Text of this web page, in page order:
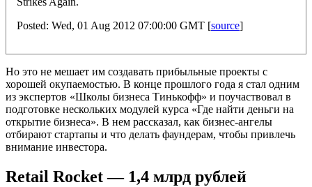
Posted: Wed, 01 Aug 2012 07:00:00 GMT [source]
Но это не мешает им создавать прибыльные проекты с
хорошей окупаемостью. В конце прошлого года я стал одним
из экспертов «Школы бизнеса Тинькофф» и поучаствовал в
подготовке нескольких модулей курса «Где найти деньги на
открытие бизнеса». В нем рассказал, как бизнес-ангелы
отбирают стартапы и что делать фаундерам, чтобы привлечь
внимание инвестора.
Retail Rocket — 1,4 млрд рублей